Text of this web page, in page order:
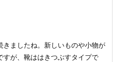
ましたね。 新しいものや小物が
すが、靴ははきつぶすタイプで